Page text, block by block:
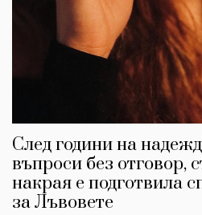
След години на
въпроси без отговор,
накрая е подготвила
за Лъвовете